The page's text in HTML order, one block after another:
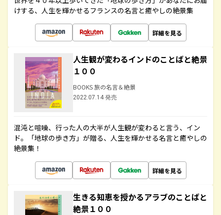
けする、人生を輝かせるフランスの名言と癒やしの絶景集
詳細を見る
人生観が変わるインドのことばと絶景
１００
BOOKS 旅の名言＆絶景
2022.07.14 発売
混沌と喧噪、行った人の大半が人生観が変わると言う、イン
ド。「地球の歩き方」が贈る、人生を輝かせる名言と癒やしの
絶景集！
詳細を見る
生きる知恵を授かるアラブのことばと
絶景１００